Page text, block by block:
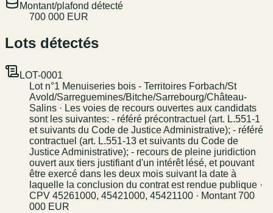
Montant/plafond détecté
700 000 EUR
Lots détectés
LOT-0001
Lot n°1 Menuiseries bois - Territoires Forbach/St
Avold/Sarreguemines/Bitche/Sarrebourg/Château-
Salins · Les voies de recours ouvertes aux candidats
sont les suivantes: - référé précontractuel (art. L.551-1
et suivants du Code de Justice Administrative); - référé
contractuel (art. L.551-13 et suivants du Code de
Justice Administrative); - recours de pleine juridiction
ouvert aux tiers justifiant d'un intérêt lésé, et pouvant
être exercé dans les deux mois suivant la date à
laquelle la conclusion du contrat est rendue publique ·
CPV 45261000, 45421000, 45421100 · Montant 700
000 EUR